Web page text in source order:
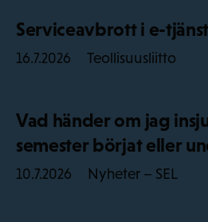
Serviceavbrott i e-
16.7.2026 Teollisuusliitto
Vad händer om jag
semester börjat eller
10.7.2026 Nyheter – SEL